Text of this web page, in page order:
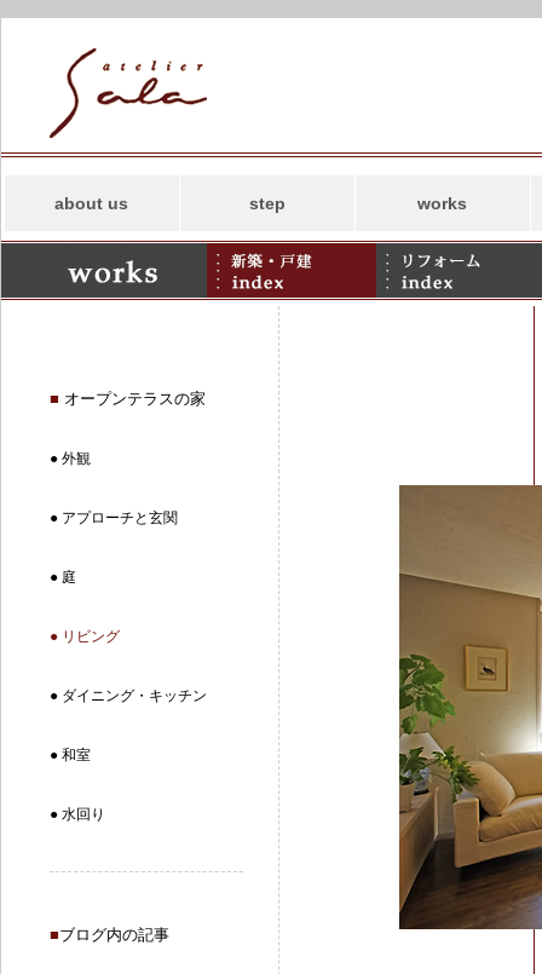
about us
コンセプト
事務所案内
アトリエサラの
SDGs
step works
新築
リフォーム
併用住宅・その他
■ オープンテラスの家
● 外観
● アプローチと玄関
● 庭
● リビング
● ダイニング・キッチン
● 和室
● 水回り
■ブログ内の記事